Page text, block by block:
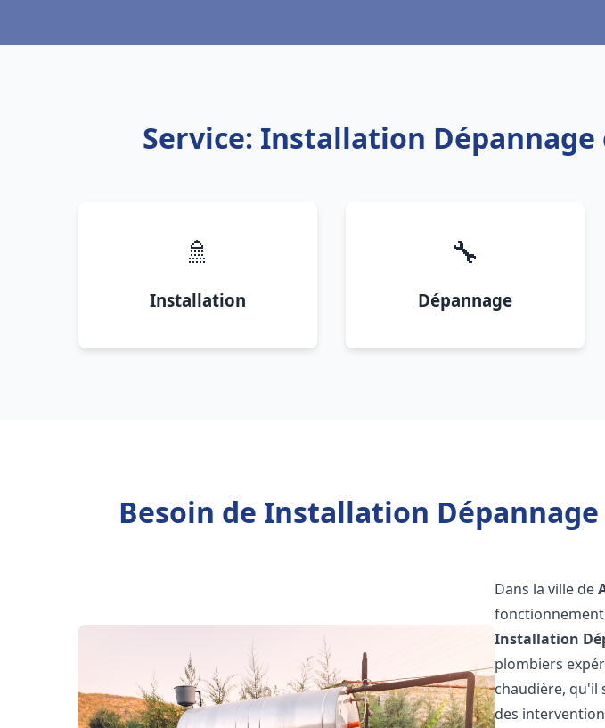
Service: Installation
🚿
Installation
🔧
Dépannage
Besoin de Installation
Dans la ville de
Installation
plombiers
chaudière, qu'il
des